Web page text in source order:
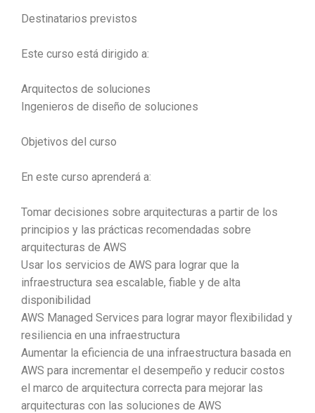
Destinatarios previstos
Este curso está dirigido a:
Arquitectos de soluciones
Ingenieros de diseño de soluciones
Objetivos del curso
En este curso aprenderá a:
Tomar decisiones sobre arquitecturas a partir de los
principios y las prácticas recomendadas sobre
arquitecturas de AWS
Usar los servicios de AWS para lograr que la
infraestructura sea escalable, fiable y de alta
disponibilidad
AWS Managed Services para lograr mayor flexibilidad y
resiliencia en una infraestructura
Aumentar la eficiencia de una infraestructura basada en
AWS para incrementar el desempeño y reducir costos
el marco de arquitectura correcta para mejorar las
arquitecturas con las soluciones de AWS